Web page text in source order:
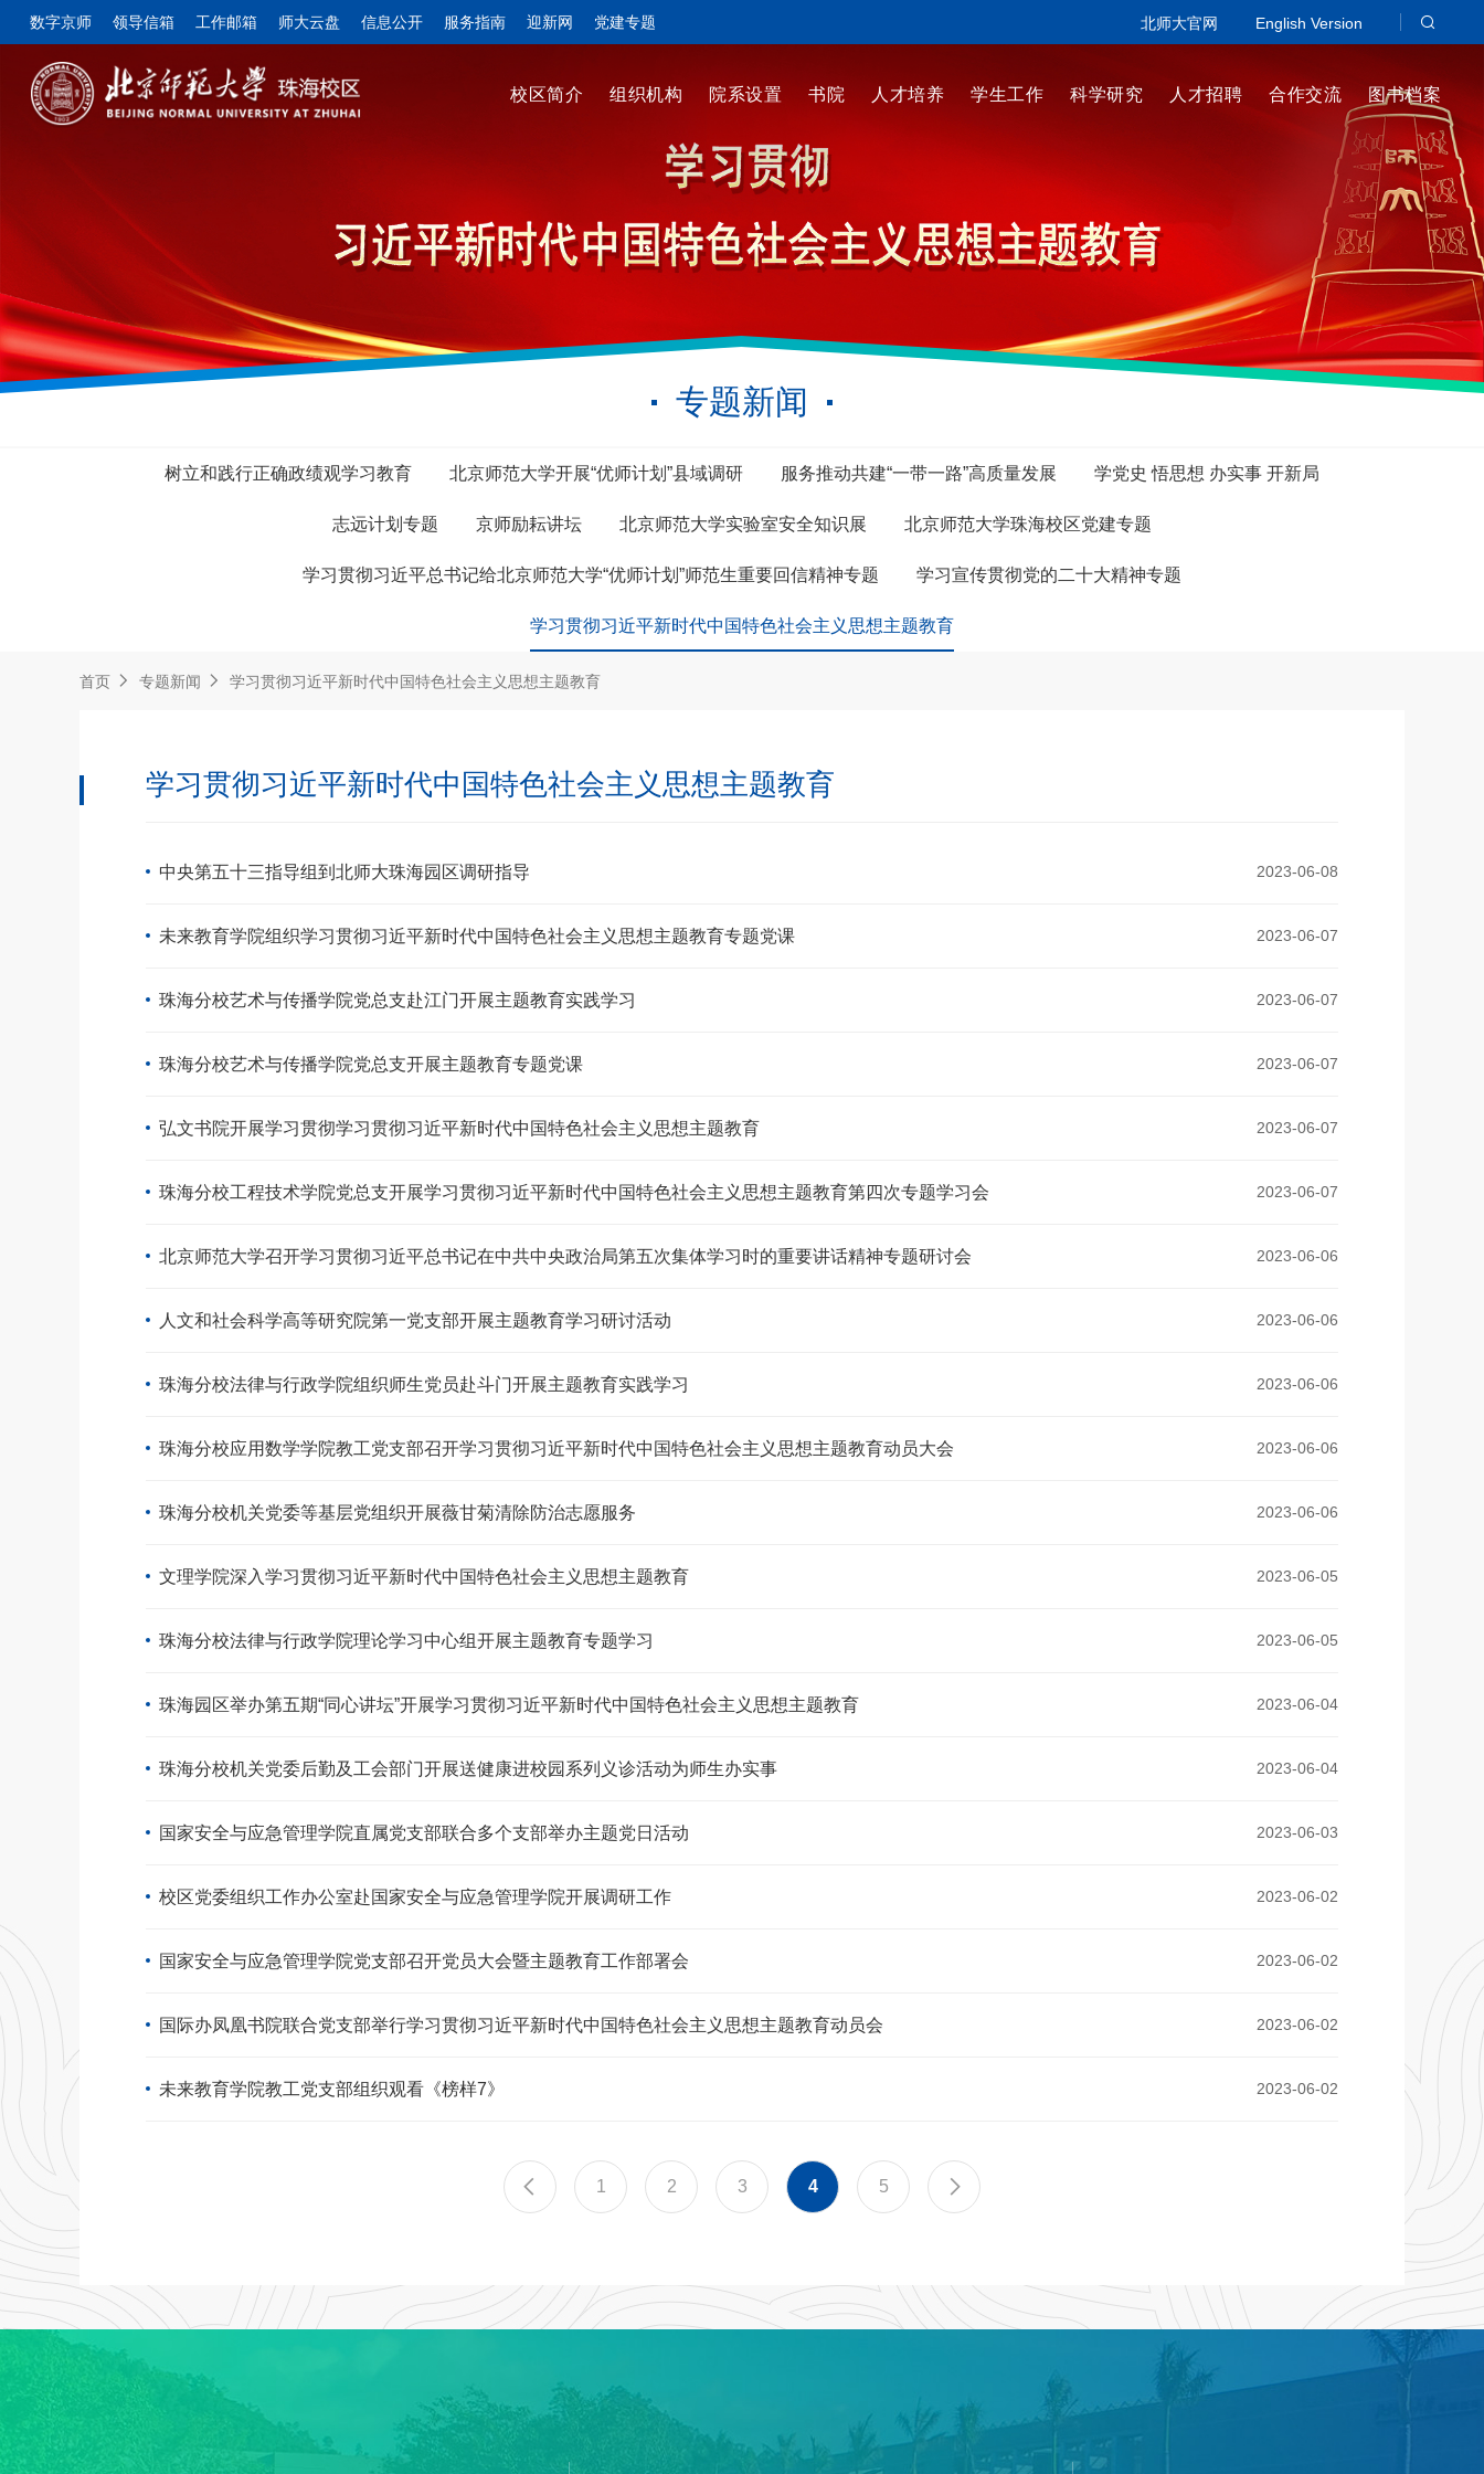
数字京师 领导信箱 工作邮箱 师大云盘 信息公开 服务指南 迎新网 党建专题 北师大官网 English Version
校区简介 组织机构 院系设置 书院 人才培养 学生工作 科学研究 人才招聘 合作交流 图书档案
专题新闻
树立和践行正确政绩观学习教育 北京师范大学开展“优师计划”县域调研 服务推动共建“一带一路”高质量发展 学党史 悟思想 办实事 开新局
志远计划专题 京师励耘讲坛 北京师范大学实验室安全知识展 北京师范大学珠海校区党建专题
学习贯彻习近平总书记给北京师范大学“优师计划”师范生重要回信精神专题 学习宣传贯彻党的二十大精神专题
学习贯彻习近平新时代中国特色社会主义思想主题教育
首页 专题新闻 学习贯彻习近平新时代中国特色社会主义思想主题教育
学习贯彻习近平新时代中国特色社会主义思想主题教育
2023-06-08
中央第五十三指导组到北师大珠海园区调研指导
2023-06-07
未来教育学院组织学习贯彻习近平新时代中国特色社会主义思想主题教育专题党课
2023-06-07
珠海分校艺术与传播学院党总支赴江门开展主题教育实践学习
2023-06-07
珠海分校艺术与传播学院党总支开展主题教育专题党课
2023-06-07
弘文书院开展学习贯彻学习贯彻习近平新时代中国特色社会主义思想主题教育
2023-06-07
珠海分校工程技术学院党总支开展学习贯彻习近平新时代中国特色社会主义思想主题教育第四次专题学习会
2023-06-06
北京师范大学召开学习贯彻习近平总书记在中共中央政治局第五次集体学习时的重要讲话精神专题研讨会
2023-06-06
人文和社会科学高等研究院第一党支部开展主题教育学习研讨活动
2023-06-06
珠海分校法律与行政学院组织师生党员赴斗门开展主题教育实践学习
2023-06-06
珠海分校应用数学学院教工党支部召开学习贯彻习近平新时代中国特色社会主义思想主题教育动员大会
2023-06-06
珠海分校机关党委等基层党组织开展薇甘菊清除防治志愿服务
2023-06-05
文理学院深入学习贯彻习近平新时代中国特色社会主义思想主题教育
2023-06-05
珠海分校法律与行政学院理论学习中心组开展主题教育专题学习
2023-06-04
珠海园区举办第五期“同心讲坛”开展学习贯彻习近平新时代中国特色社会主义思想主题教育
2023-06-04
珠海分校机关党委后勤及工会部门开展送健康进校园系列义诊活动为师生办实事
2023-06-03
国家安全与应急管理学院直属党支部联合多个支部举办主题党日活动
2023-06-02
校区党委组织工作办公室赴国家安全与应急管理学院开展调研工作
2023-06-02
国家安全与应急管理学院党支部召开党员大会暨主题教育工作部署会
2023-06-02
国际办凤凰书院联合党支部举行学习贯彻习近平新时代中国特色社会主义思想主题教育动员会
2023-06-02
未来教育学院教工党支部组织观看《榜样7》
1 2 3 4 5